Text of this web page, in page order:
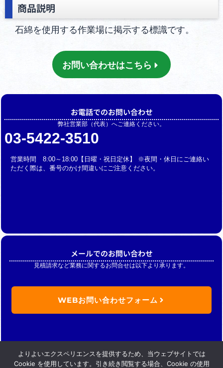
商品説明
石綿を使用する作業場に掲示する標識です。
お問い合わせはこちら
お電話でのお問い合わせ
弊社営業部（代表）へご連絡ください。
03-5422-3510
営業時間 8:00～18:00【日曜・祝日定休】 ※夜間・休日にご連絡い
ただく際は、番号のかけ間違いにご注意ください。
メールでのお問い合わせ
見積請求など業務に関するお問合せは以下より承ります。
WEBお問い合わせフォーム
よりよいエクスペリエンスを提供するため、当ウェブサイトでは
Cookie を使用しています。引き続き閲覧する場合、Cookie の使用